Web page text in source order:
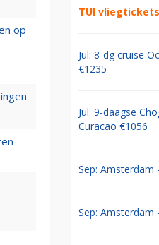
op
TUI vliegtickets
Jul: 8-dg cruise
€1235
Jul: 9-daagse
Curacao €1056
Sep: Amsterdam
Sep: Amsterdam